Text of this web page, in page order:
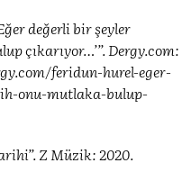
değerli bir şeyler
çıkarıyor…’”. Dergy.com:
feridun-hurel-eger-
onu-mutlaka-bulup-
Z Müzik: 2020.